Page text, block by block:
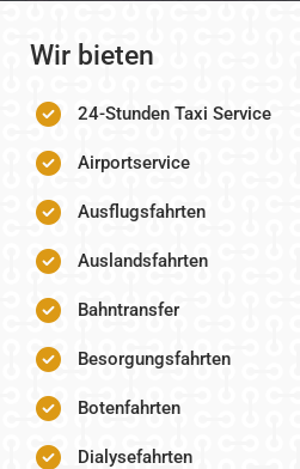
Wir bieten
24-Stunden Taxi Service
Airportservice
Ausflugsfahrten
Auslandsfahrten
Bahntransfer
Besorgungsfahrten
Botenfahrten
Dialysefahrten